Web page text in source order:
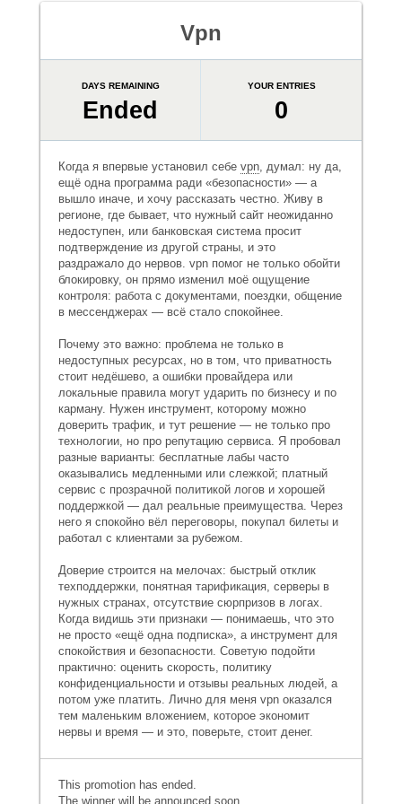
Vpn
DAYS REMAINING
Ended
YOUR ENTRIES
0
Когда я впервые установил себе vpn, думал: ну да,
ещё одна программа ради «безопасности» — а
вышло иначе, и хочу рассказать честно. Живу в
регионе, где бывает, что нужный сайт неожиданно
недоступен, или банковская система просит
подтверждение из другой страны, и это
раздражало до нервов. vpn помог не только обойти
блокировку, он прямо изменил моё ощущение
контроля: работа с документами, поездки, общение
в мессенджерах — всё стало спокойнее.
Почему это важно: проблема не только в
недоступных ресурсах, но в том, что приватность
стоит недёшево, а ошибки провайдера или
локальные правила могут ударить по бизнесу и по
карману. Нужен инструмент, которому можно
доверить трафик, и тут решение — не только про
технологии, но про репутацию сервиса. Я пробовал
разные варианты: бесплатные лабы часто
оказывались медленными или слежкой; платный
сервис с прозрачной политикой логов и хорошей
поддержкой — дал реальные преимущества. Через
него я спокойно вёл переговоры, покупал билеты и
работал с клиентами за рубежом.
Доверие строится на мелочах: быстрый отклик
техподдержки, понятная тарификация, серверы в
нужных странах, отсутствие сюрпризов в логах.
Когда видишь эти признаки — понимаешь, что это
не просто «ещё одна подписка», а инструмент для
спокойствия и безопасности. Советую подойти
практично: оценить скорость, политику
конфиденциальности и отзывы реальных людей, а
потом уже платить. Лично для меня vpn оказался
тем маленьким вложением, которое экономит
нервы и время — и это, поверьте, стоит денег.
This promotion has ended.
The winner will be announced soon.